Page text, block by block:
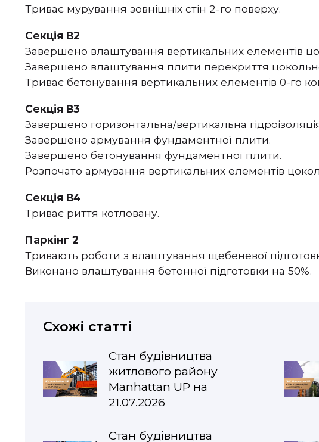
Триває мурування зовнішніх стін 2-го поверху.
Секція В2
Завершено влаштування вертикальних елементів
Завершено влаштування плити перекриття
Триває бетонування вертикальних елементів 0-го
Секція В3
Завершено горизонтальна/вертикальна
Завершено армування фундаментної плити.
Завершено бетонування фундаментної плити.
Розпочато армування вертикальних елементів
Секція В4
Триває риття котловану.
Паркінг 2
Тривають роботи з влаштування щебеневої
Виконано влаштування бетонної підготовки на 50%.
Схожі статті
Стан будівництва
житлового району
Manhattan UP на
21.07.2026
Стан будівництва